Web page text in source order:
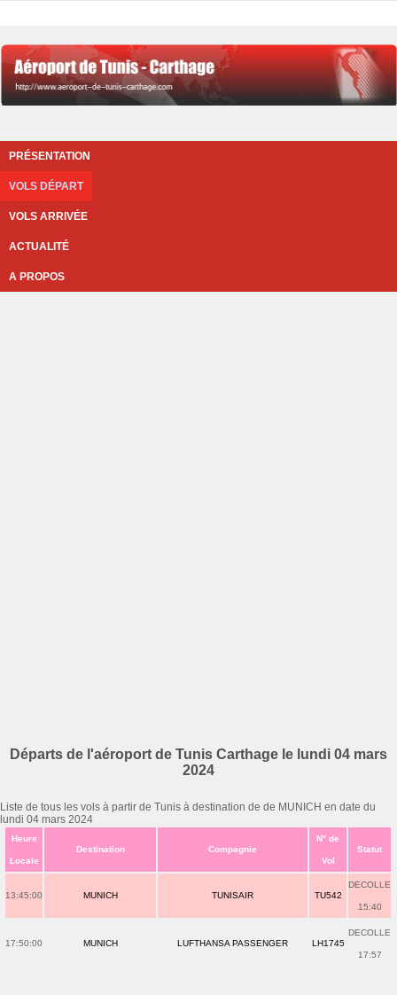
PRÉSENTATION
VOLS DÉPART
VOLS ARRIVÉE
ACTUALITÉ
A PROPOS
Départs de l'aéroport de Tunis Carthage le lundi 04 mars
2024
Liste de tous les vols à partir de Tunis à destination de de MUNICH en date du
lundi 04 mars 2024
Heure
Locale
Destination Compagnie
N° de
Vol
Statut
13:45:00 MUNICH TUNISAIR TU542
DECOLLE
15:40
17:50:00 MUNICH LUFTHANSA PASSENGER LH1745
DECOLLE
17:57